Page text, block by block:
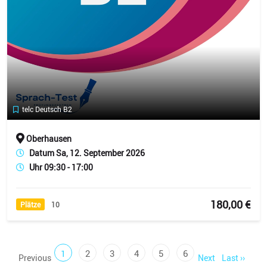
telc Deutsch B2
Oberhausen
Datum Sa, 12. September 2026
Uhr 09:30 - 17:00
Plätze 10 180,00 €
Previous 1 (current)
2(current)
3(current)
4(current)
5(current)
6(current)
Next Last ››